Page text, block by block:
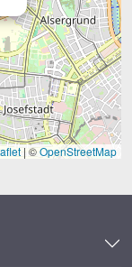
| ©OpenStreetMap